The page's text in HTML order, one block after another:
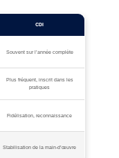
CDI
Souvent sur l’année complète
Plus fréquent, inscrit dans les
pratiques
Fidélisation, reconnaissance
Stabilisation de la main-d’œuvre